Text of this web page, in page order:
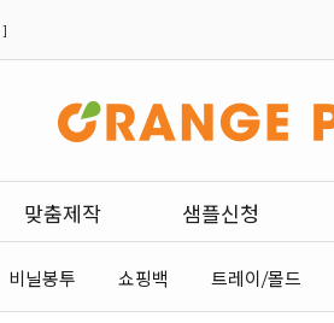
]
맞춤제작 샘플신청
비닐봉투 쇼핑백 트레이/몰드